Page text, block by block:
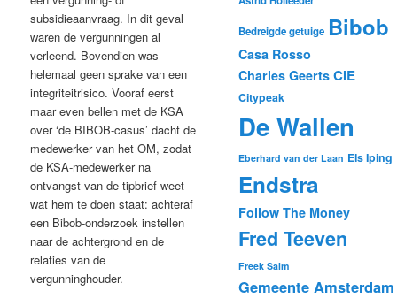
subsidieaanvraag. In dit geval
waren de vergunningen al
verleend. Bovendien was
helemaal geen sprake van een
integriteitrisico. Vooraf eerst
maar even bellen met de KSA
over ‘de BIBOB-casus’ dacht de
medewerker van het OM, zodat
de KSA-medewerker na
ontvangst van de tipbrief weet
wat hem te doen staat: achteraf
een Bibob-onderzoek instellen
naar de achtergrond en de
relaties van de
vergunninghouder.
Bedreigde getuige Bibob
Casa Rosso
Charles Geerts CIE
Citypeak
De Wallen
Eberhard van der Laan Els Iping
Endstra
Follow The Money
Fred Teeven
Freek Salm
Gemeente Amsterdam